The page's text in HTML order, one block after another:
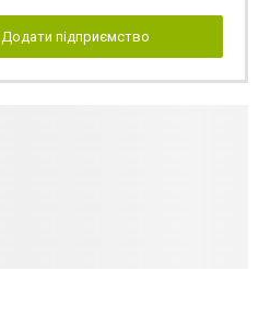
Додати підприємство